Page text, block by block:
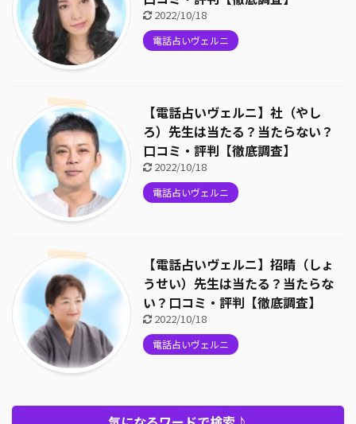
2022/10/18
電話占いヴェルニ
【電話占いヴェルニ】社（やし
ろ）先生は当たる？当たらない？
口コミ・評判【徹底調査】
2022/10/18
電話占いヴェルニ
【電話占いヴェルニ】招晴（しょ
うせい）先生は当たる？当たらな
い？口コミ・評判【徹底調査】
2022/10/18
電話占いヴェルニ